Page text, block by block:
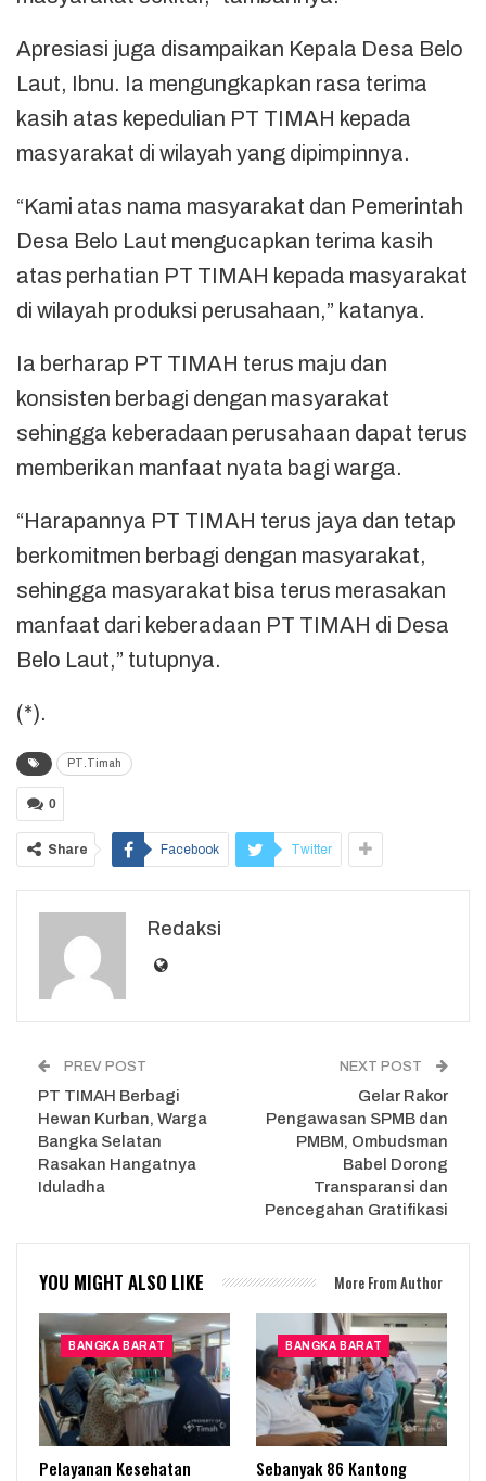
Apresiasi juga disampaikan Kepala Desa Belo
Laut, Ibnu. Ia mengungkapkan rasa terima
kasih atas kepedulian PT TIMAH kepada
masyarakat di wilayah yang dipimpinnya.
“Kami atas nama masyarakat dan Pemerintah
Desa Belo Laut mengucapkan terima kasih
atas perhatian PT TIMAH kepada masyarakat
di wilayah produksi perusahaan,” katanya.
Ia berharap PT TIMAH terus maju dan
konsisten berbagi dengan masyarakat
sehingga keberadaan perusahaan dapat terus
memberikan manfaat nyata bagi warga.
“Harapannya PT TIMAH terus jaya dan tetap
berkomitmen berbagi dengan masyarakat,
sehingga masyarakat bisa terus merasakan
manfaat dari keberadaan PT TIMAH di Desa
Belo Laut,” tutupnya.
(*).
PT.Timah
0
Share Facebook Twitter
Redaksi
PREV POST
PT TIMAH Berbagi
Hewan Kurban, Warga
Bangka Selatan
Rasakan Hangatnya
Iduladha
NEXT POST
Gelar Rakor
Pengawasan SPMB dan
PMBM, Ombudsman
Babel Dorong
Transparansi dan
Pencegahan Gratifikasi
YOU MIGHT ALSO LIKE More From Author
BANGKA BARAT
Pelayanan Kesehatan
BANGKA BARAT
Sebanyak 86 Kantong